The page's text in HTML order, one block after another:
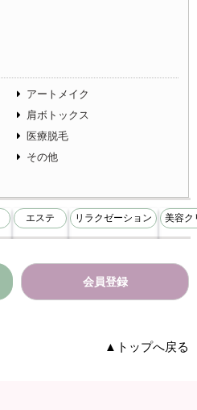
アートメイク
肩ボトックス
医療脱毛
その他
エステ リラクゼーション 美容ク
会員登録
▲トップへ戻る